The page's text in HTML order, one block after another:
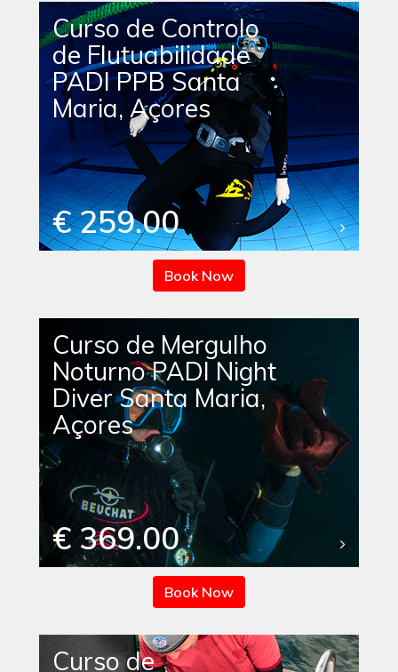
Curso de Controlo
de Flutuabilidade
PADI PPB Santa
Maria, Açores
€ 259.00
Book Now
Curso de Mergulho
Noturno PADI Night
Diver Santa Maria,
Açores
€ 369.00
Book Now
Curso de